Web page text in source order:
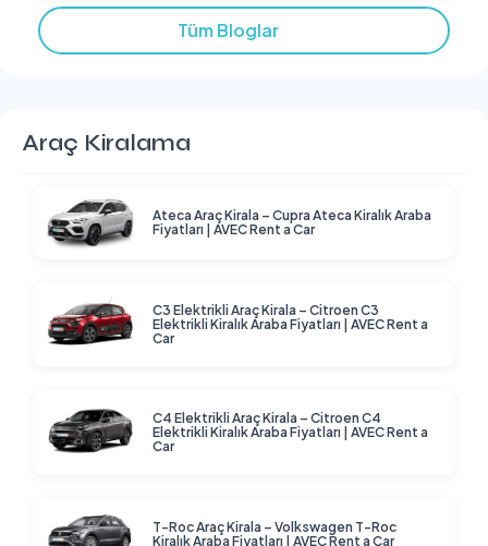
Tüm Bloglar
Araç Kiralama
Ateca Araç Kirala – Cupra Ateca Kiralık Araba
Fiyatları | AVEC Rent a Car
C3 Elektrikli Araç Kirala – Citroen C3
Elektrikli Kiralık Araba Fiyatları | AVEC Rent a
Car
C4 Elektrikli Araç Kirala – Citroen C4
Elektrikli Kiralık Araba Fiyatları | AVEC Rent a
Car
T-Roc Araç Kirala – Volkswagen T-Roc
Kiralık Araba Fiyatları | AVEC Rent a Car